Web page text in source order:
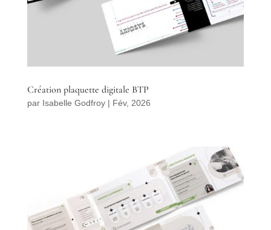
Création plaquette digitale BTP
par Isabelle Godfroy| Fév, 2026